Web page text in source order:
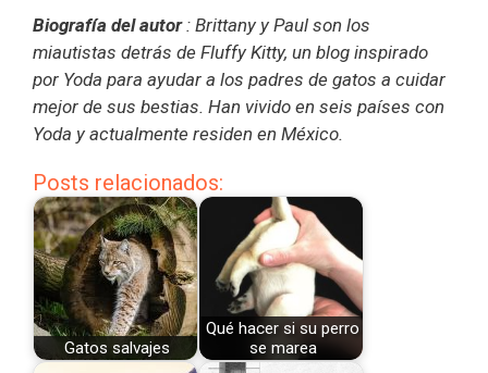
Biografía del autor: Brittany y Paul son los
miautistas detrás de Fluffy Kitty, un blog inspirado
por Yoda para ayudar a los padres de gatos a cuidar
mejor de sus bestias. Han vivido en seis países con
Yoda y actualmente residen en México.
Posts relacionados:
Gatos salvajes
Qué hacer si su perro
se marea